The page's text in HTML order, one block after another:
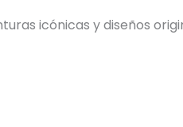
icónicas y diseños